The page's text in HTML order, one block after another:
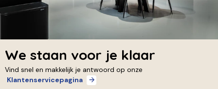
We staan voor je klaar
Vind snel en makkelijk je antwoord op onze
Klantenservicepagina